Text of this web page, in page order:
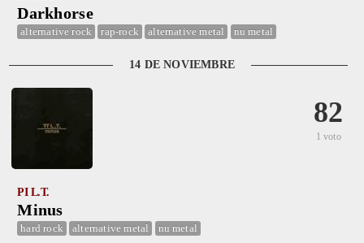
Darkhorse
alternative rock rap-rock alternative metal nu metal
14 DE NOVIEMBRE
82
1 voto
PI L.T.
Minus
hard rock alternative metal nu metal